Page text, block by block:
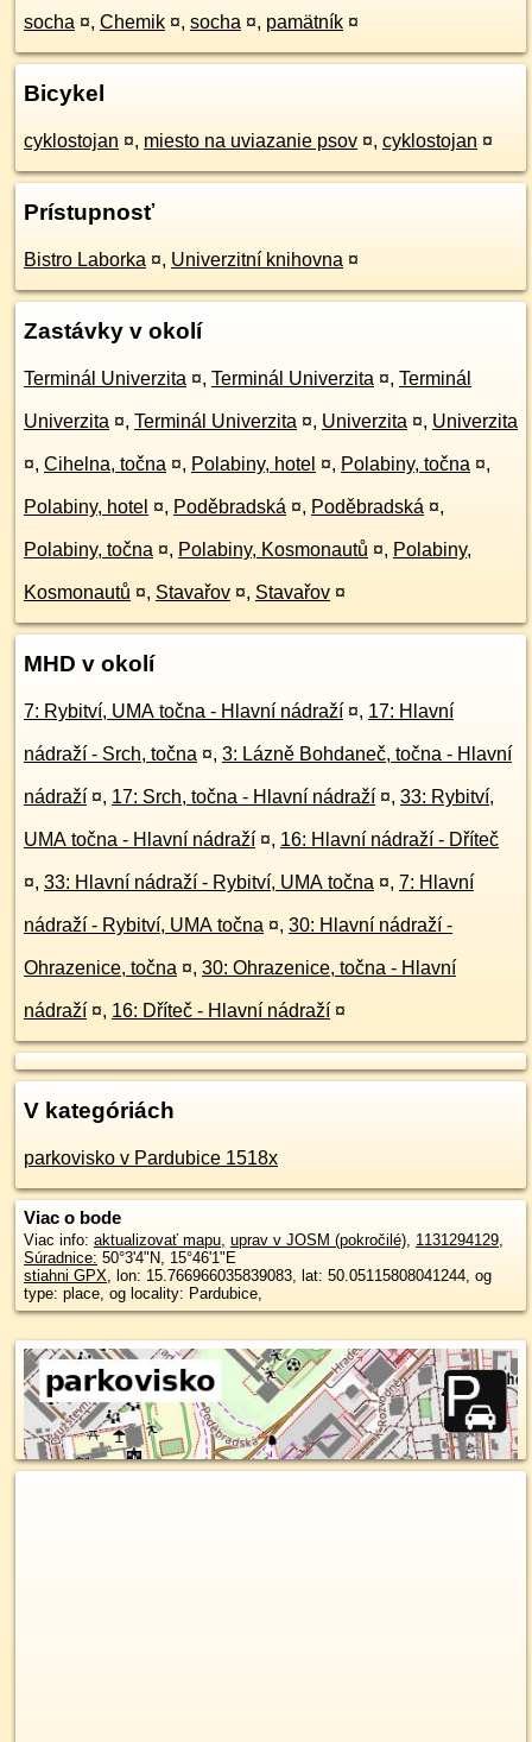
socha ¤, Chemik ¤, socha ¤, pamätník ¤
Bicykel
cyklostojan ¤, miesto na uviazanie psov ¤, cyklostojan ¤
Prístupnosť
Bistro Laborka ¤, Univerzitní knihovna ¤
Zastávky v okolí
Terminál Univerzita ¤, Terminál Univerzita ¤, Terminál
Univerzita ¤, Terminál Univerzita ¤, Univerzita ¤, Univerzita
¤, Cihelna, točna ¤, Polabiny, hotel ¤, Polabiny, točna ¤,
Polabiny, hotel ¤, Poděbradská ¤, Poděbradská ¤,
Polabiny, točna ¤, Polabiny, Kosmonautů ¤, Polabiny,
Kosmonautů ¤, Stavařov ¤, Stavařov ¤
MHD v okolí
7: Rybitví, UMA točna - Hlavní nádraží ¤, 17: Hlavní
nádraží - Srch, točna ¤, 3: Lázně Bohdaneč, točna - Hlavní
nádraží ¤, 17: Srch, točna - Hlavní nádraží ¤, 33: Rybitví,
UMA točna - Hlavní nádraží ¤, 16: Hlavní nádraží - Dříteč
¤, 33: Hlavní nádraží - Rybitví, UMA točna ¤, 7: Hlavní
nádraží - Rybitví, UMA točna ¤, 30: Hlavní nádraží -
Ohrazenice, točna ¤, 30: Ohrazenice, točna - Hlavní
nádraží ¤, 16: Dříteč - Hlavní nádraží ¤
V kategóriách
parkovisko v Pardubice 1518x
Viac o bode
Viac info: aktualizovať mapu, uprav v JOSM (pokročilé), 1131294129,
Súradnice: 50°3'4"N, 15°46'1"E
stiahni GPX, lon: 15.766966035839083, lat: 50.05115808041244, og
type: place, og locality: Pardubice,